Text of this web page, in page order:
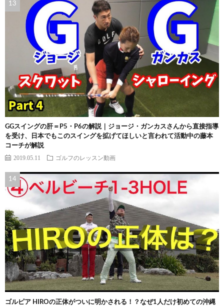
GGスイングの肝＝P5・P6の解説｜ジョージ・ガンカスさんから直接指導
を受け、日本でもこのスイングを拡げてほしいと言われて活動中の藤本
コーチが解説
2019.05.11 ゴルフのレッスン動画
ゴルピア HIROの正体がついに明かされる！？なぜ1人だけ初めての沖縄